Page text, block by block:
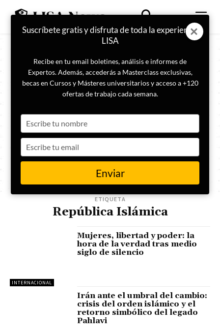
ETIQUETA
República Islámica
INTERNACIONAL
Mujeres, libertad y poder: la
hora de la verdad tras medio
siglo de silencio
Irán ante el umbral del cambio:
crisis del orden islámico y el
retorno simbólico del legado
Pahlavi
Suscríbete gratis y disfruta de toda la experiencia
LISA
Recibe en tu email boletines, análisis e informes de
Expertos. Además, accederás a Masterclass exclusivas,
becas en Cursos y Másteres universitarios y acceso a +120
ofertas de trabajo cada semana.
your
name
your
email
Enviar